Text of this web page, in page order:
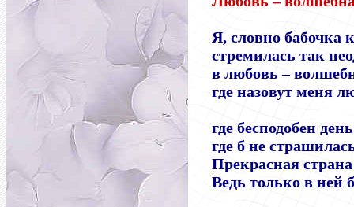
Я, словно бабочка
стремилась так
в любовь–
где назовут меня
где бесподобен
где б не
Прекрасная
Ведь только в ней